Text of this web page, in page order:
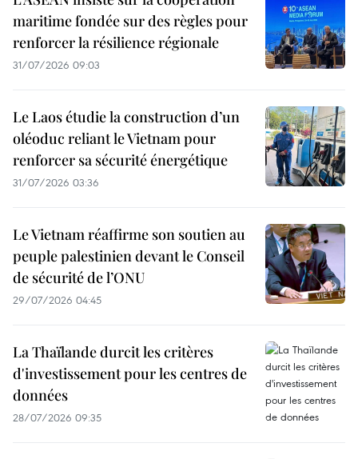
maritime fondée sur des règles pour
renforcer la résilience régionale
31/07/2026 09:03
Le Laos étudie la construction d’un
oléoduc reliant le Vietnam pour
renforcer sa sécurité énergétique
31/07/2026 03:36
Le Vietnam réaffirme son soutien au
peuple palestinien devant le Conseil
de sécurité de l’ONU
29/07/2026 04:45
La Thaïlande durcit les critères
d'investissement pour les centres de
données
28/07/2026 09:35